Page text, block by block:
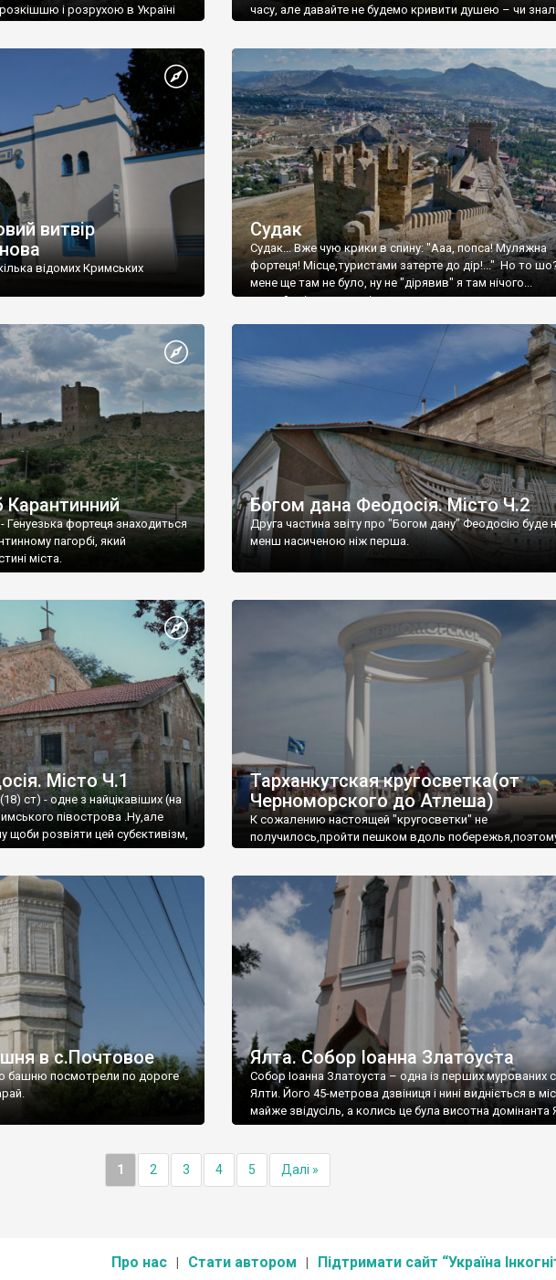
і розрухою в Україні
часу, але давайте не будемо кривити душею – чи
витвір
відомих Кримських
Судак
Судак... Вже чую крики в спину: "Ааа, попса! Муляжна
фортеця! Місце,туристами затерте до дір!..." Но то
мене ще там не було, ну не "дірявив" я там нічого...
принаймні до цього літа.
Карантинний
Генуезька фортеця знаходиться
пагорбі, який
міста.
Богом дана Феодосія. Місто Ч.2
Друга частина звіту про "Богом дану" Феодосію буде
менш насиченою ніж перша.
Місто Ч.1
ст) - одне з найцікавіших (на
півострова .Ну,але
розвіяти цей субєктивізм,
Тарханкутская кругосветка(от
Черноморского до Атлеша)
К сожалению настоящей "кругосветки" не
получилось,пройти пешком вдоль
в с.Почтовое
башню посмотрели по дороге
Ялта. Собор Іоанна Златоуста
Собор Іоанна Златоуста – одна із перших мурованих
Ялти. Його 45-метрова дзвіниця і нині видніється в
майже звідусіль, а колись це була висотна домінанта
1 2 3 4 5 Далі »
Про нас Стати автором Підтримати сайт “Україна